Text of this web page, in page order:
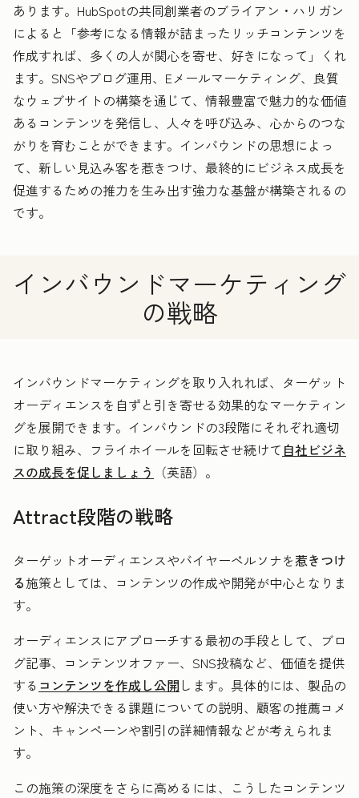
あります。HubSpotの共同創業者のブライアン・ハリガン
によると「参考になる情報が詰まったリッチコンテンツを
作成すれば、多くの人が関心を寄せ、好きになって」くれ
ます。SNSやブログ運用、Eメールマーケティング、良質
なウェブサイトの構築を通じて、情報豊富で魅力的な価値
あるコンテンツを発信し、人々を呼び込み、心からのつな
がりを育むことができます。インバウンドの思想によっ
て、新しい見込み客を惹きつけ、最終的にビジネス成長を
促進するための推力を生み出す強力な基盤が構築されるの
です。
インバウンドマーケティング
の戦略
インバウンドマーケティングを取り入れれば、ターゲット
オーディエンスを自ずと引き寄せる効果的なマーケティン
グを展開できます。インバウンドの3段階にそれぞれ適切
に取り組み、フライホイールを回転させ続けて 自社ビジネ
スの成長を促しましょう
（英語）。
Attract段階の戦略
ターゲットオーディエンスやバイヤーペルソナを惹きつけ
る施策としては、コンテンツの作成や開発が中心となりま
す。
オーディエンスにアプローチする最初の手段として、ブロ
グ記事、コンテンツオファー、SNS投稿など、価値を提供
する コンテンツを作成し公開 します。具体的には、製品の
使い方や解決できる課題についての説明、顧客の推薦コメ
ント、キャンペーンや割引の詳細情報などが考えられま
す。
この施策の深度をさらに高めるには、こうしたコンテンツ